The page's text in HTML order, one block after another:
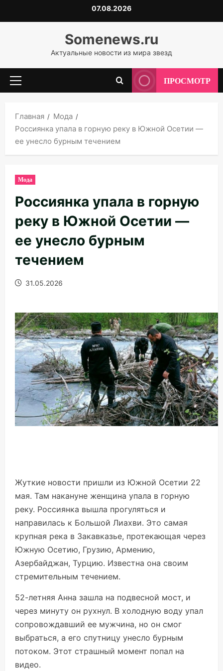
к
07.08.2026
Somenews.ru
Актуальные новости из мира звезд
Основное
ПРОСМОТР
Главная
Мода
Россиянка упала в горную реку в Южной Осетии —
ее унесло бурным течением
Мода
Россиянка упала в горную
реку в Южной Осетии —
ее унесло бурным
течением
31.05.2026
Жуткие новости пришли из Южной Осетии 22
мая. Там накануне женщина упала в горную
реку. Россиянка вышла прогуляться и
направилась к Большой Лиахви. Это самая
крупная река в Закавказье, протекающая через
Южную Осетию, Грузию, Армению,
Азербайджан, Турцию. Известна она своим
стремительным течением.
52-летняя Анна зашла на подвесной мост, и
через минуту он рухнул. В холодную воду упал
сопровождавший ее мужчина, но он смог
выбраться, а его спутницу унесло бурным
потоком. Этот страшный момент попал на
видео.